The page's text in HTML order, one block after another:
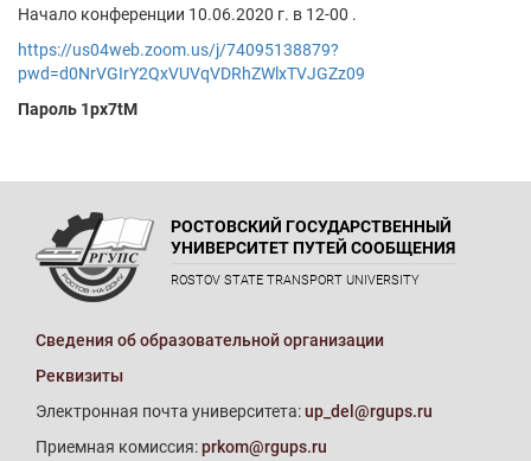
Начало конференции 10.06.2020 г. в 12-00 .
https://us04web.zoom.us/j/74095138879?
pwd=d0NrVGIrY2QxVUVqVDRhZWlxTVJGZz09
Пароль 1px7tM
РОСТОВСКИЙ ГОСУДАРСТВЕННЫЙ
УНИВЕРСИТЕТ ПУТЕЙ СООБЩЕНИЯ
ROSTOV STATE TRANSPORT UNIVERSITY
Сведения об образовательной организации
Реквизиты
Электронная почта университета:up_del@rgups.ru
Приемная комиссия:prkom@rgups.ru